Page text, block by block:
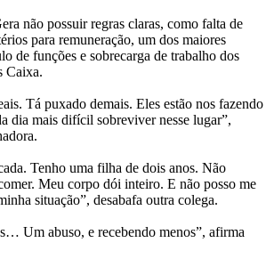
não possuir regras claras, como falta de
para remuneração, um dos maiores
de funções e sobrecarga de trabalho dos
Caixa.
Tá puxado demais. Eles estão nos fazendo
dia mais difícil sobreviver nesse lugar”,
Tenho uma filha de dois anos. Não
Meu corpo dói inteiro. E não posso me
situação”, desabafa outra colega.
Um abuso, e recebendo menos”, afirma